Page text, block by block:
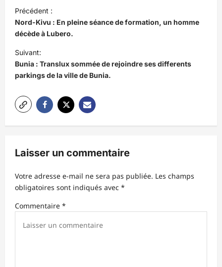
a
v
i
g
a
t
i
o
d
’
a
r
Précédent :
Nord-Kivu : En pleine séance de formation, un homme
décède à Lubero.
Suivant:
Bunia : Translux sommée de rejoindre ses differents
parkings de la ville de Bunia.
Laisser un commentaire
Votre adresse e-mail ne sera pas publiée. Les champs
obligatoires sont indiqués avec *
Commentaire *